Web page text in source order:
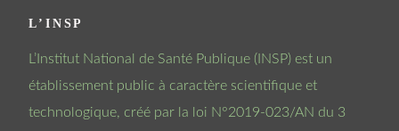
L’INSP
L’Institut National de Santé Publique (INSP) est un
établissement public à caractère scientifique et
technologique, créé par la loi N°2019-023/AN du 3